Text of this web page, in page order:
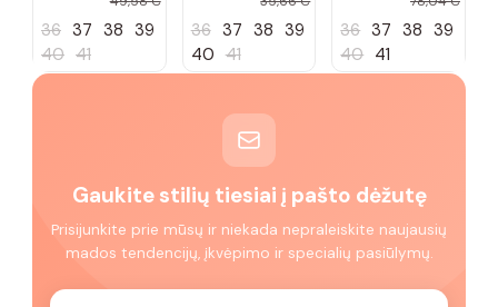
Kamela
36 37 38 39
40 41
36 37 38 39
40 41
36 37 38 39
40 41
Gaukite stilių tiesiai į pašto dėžutę
Prisijunkite prie mūsų ir niekada nepraleiskite naujausių
mados tendencijų, įkvėpimo ir specialių pasiūlymų.